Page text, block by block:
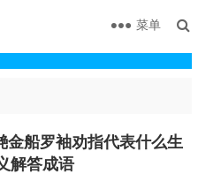
菜单
金船罗袖劝指代表什么生
解答成语